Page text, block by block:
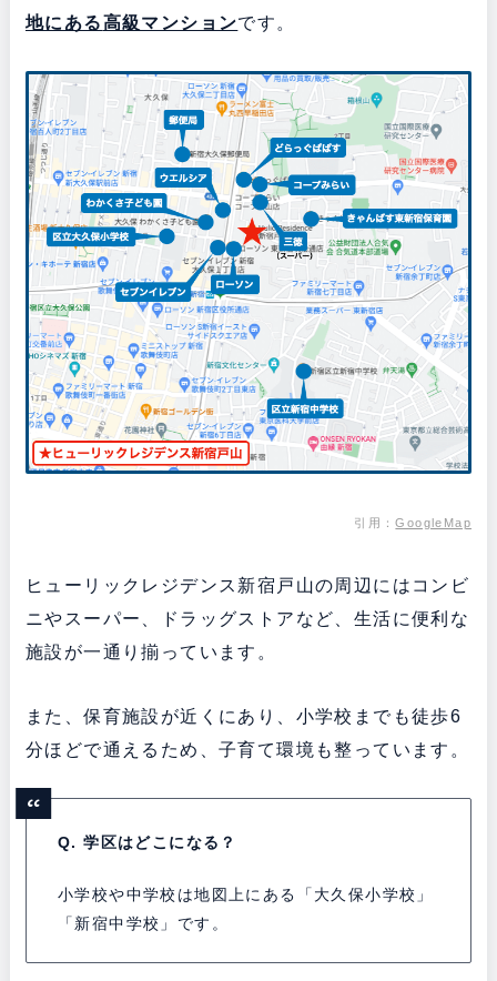
地にある高級マンションです。
引用：GoogleMap
ヒューリックレジデンス新宿戸山の周辺にはコンビ
ニやスーパー、ドラッグストアなど、生活に便利な
施設が一通り揃っています。
また、保育施設が近くにあり、小学校までも徒歩6
分ほどで通えるため、子育て環境も整っています。
Q. 学区はどこになる？
小学校や中学校は地図上にある「大久保小学校」
「新宿中学校」です。